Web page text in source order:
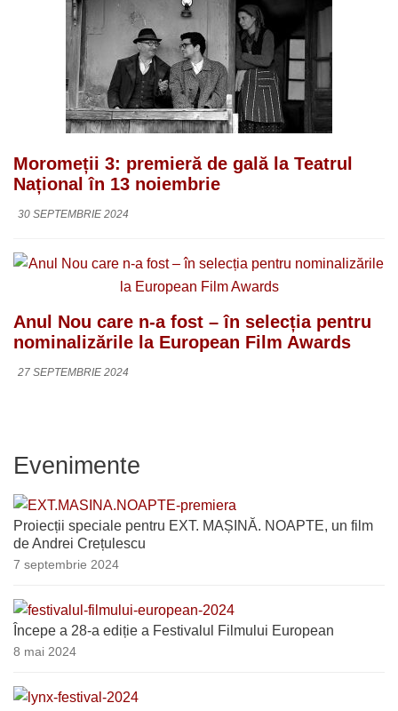
Moromeții 3: premieră de gală la Teatrul
Național în 13 noiembrie
30 SEPTEMBRIE 2024
Anul Nou care n-a fost – în selecția pentru
nominalizările la European Film Awards
27 SEPTEMBRIE 2024
Evenimente
Proiecții speciale pentru EXT. MAȘINĂ. NOAPTE, un film
de Andrei Crețulescu
7 septembrie 2024
Începe a 28-a ediție a Festivalul Filmului European
8 mai 2024